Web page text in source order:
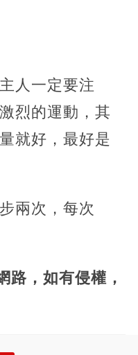
人一定要注
烈的運動，其
就好，最好是
兩次，每次
，如有侵權，